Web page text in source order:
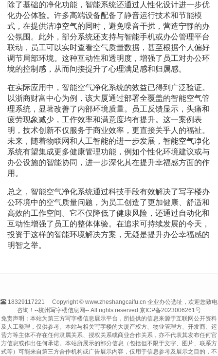
除了基础的净化功能，智能系统还通过人性化设计进一步优
化办公体验。许多高端设备配备了静音运行技术和节能模
式，在提供洁净空气的同时，避免噪音干扰，营造宁静的办
公氛围。此外，部分系统还支持与智能手机或办公管理平台
联动，员工可以实时查看空气质量数据，甚至根据个人偏好
调节局部环境。这种互动性和透明度，增强了员工对办公环
境的控制感，从而间接提升了心理满足感和归属感。
在实际应用中，智能空气净化系统的效益已得到广泛验证。
以浙商财富中心为例，该大厦通过部署全覆盖的智能空气管
理系统，显著改善了内部环境质量。员工反馈显示，头痛和
疲劳现象减少，工作效率和满意度均有提升。这一案例表
明，技术创新不仅服务于商业效率，更直接关乎人的福祉。
未来，随着物联网和人工智能的进一步发展，智能空气净化
系统有望集成更多健康管理功能，例如个性化环境建议或与
办公设施的智能协同，进一步深化其在提升幸福感方面的作
用。
总之，智能空气净化系统通过科技手段有效解决了写字楼办
公环境中的空气质量问题，为员工创造了更加健康、舒适和
高效的工作空间。它不仅降低了健康风险，还通过自动化和
互动性增强了员工的整体体验。在追求可持续发展的今天，
投资于这样的智能环境解决方案，无疑是提升办公幸福感的
明智之举。
18329117221
Copyright © www.zheshangcaifu.cn 企业办公选址，欢迎您致电
咨询！--杭州写字楼信息网-- All rights reserved.京ICP备2023006261号
免责声明：本站为第三方写字楼信息展示平台，所提供的信息来源于互联网公开资料
及人工整理，仅供参考。本站与相关写字楼的大厦产权方、物业管理方、开发商、运
营方等主体不存在任何隶属关系、授权关系或商业合作关系，亦不代表其发布任何官
方信息或作出任何承诺。本站所展示的部分信息（包括但不限于文字、图片、联系方
式等）可能来自第三方合作机构或广告展示内容，仅用于信息参考及展示之目的，不